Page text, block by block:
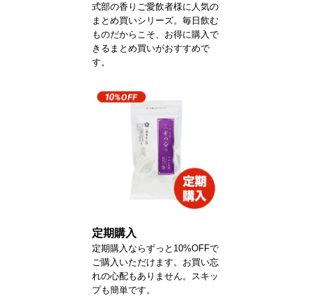
式部の香りご愛飲者様に人気の
まとめ買いシリーズ。毎日飲む
ものだからこそ、お得に購入で
きるまとめ買いがおすすめで
す。
定期購入
定期購入ならずっと10%OFFで
ご購入いただけます。お買い忘
れの心配もありません。スキッ
プも簡単です。